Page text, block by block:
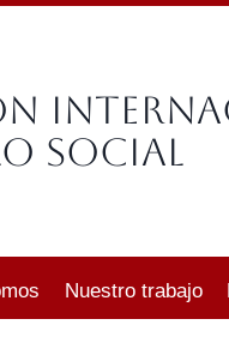
Social
Nuestro trabajo